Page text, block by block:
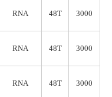
RNA 48T 3000
RNA 48T 3000
RNA 48T 3000